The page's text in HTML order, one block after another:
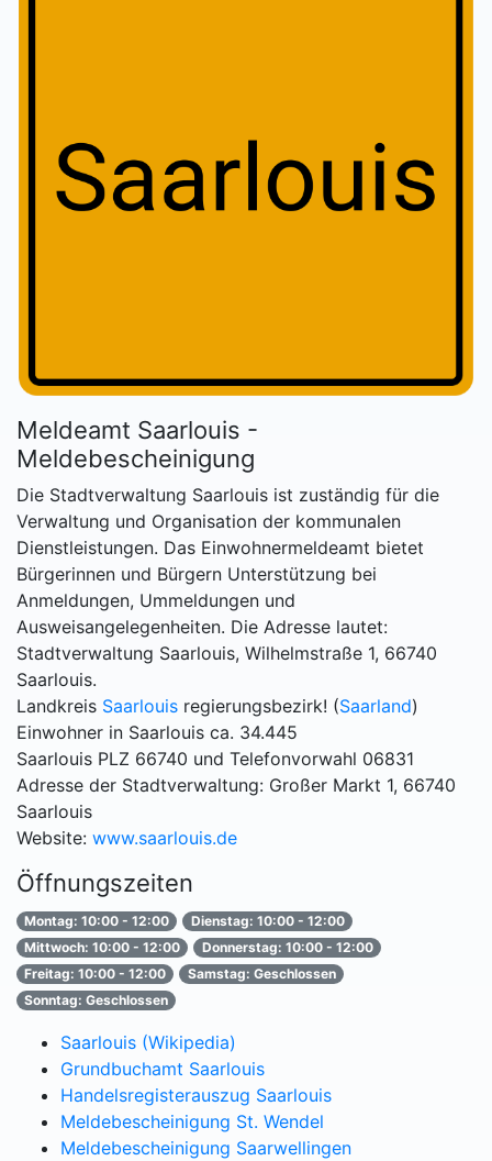
Meldeamt Saarlouis -
Meldebescheinigung
Die Stadtverwaltung Saarlouis ist zuständig für die
Verwaltung und Organisation der kommunalen
Dienstleistungen. Das Einwohnermeldeamt bietet
Bürgerinnen und Bürgern Unterstützung bei
Anmeldungen, Ummeldungen und
Ausweisangelegenheiten. Die Adresse lautet:
Stadtverwaltung Saarlouis, Wilhelmstraße 1, 66740
Saarlouis.
Landkreis Saarlouis regierungsbezirk! (Saarland)
Einwohner in Saarlouis ca. 34.445
Saarlouis PLZ 66740 und Telefonvorwahl 06831
Adresse der Stadtverwaltung: Großer Markt 1, 66740
Saarlouis
Website: www.saarlouis.de
Öffnungszeiten
Montag: 10:00 - 12:00
Dienstag: 10:00 - 12:00
Mittwoch: 10:00 - 12:00
Donnerstag: 10:00 - 12:00
Freitag: 10:00 - 12:00
Samstag: Geschlossen
Sonntag: Geschlossen
Saarlouis (Wikipedia)
Grundbuchamt Saarlouis
Handelsregisterauszug Saarlouis
Meldebescheinigung St. Wendel
Meldebescheinigung Saarwellingen